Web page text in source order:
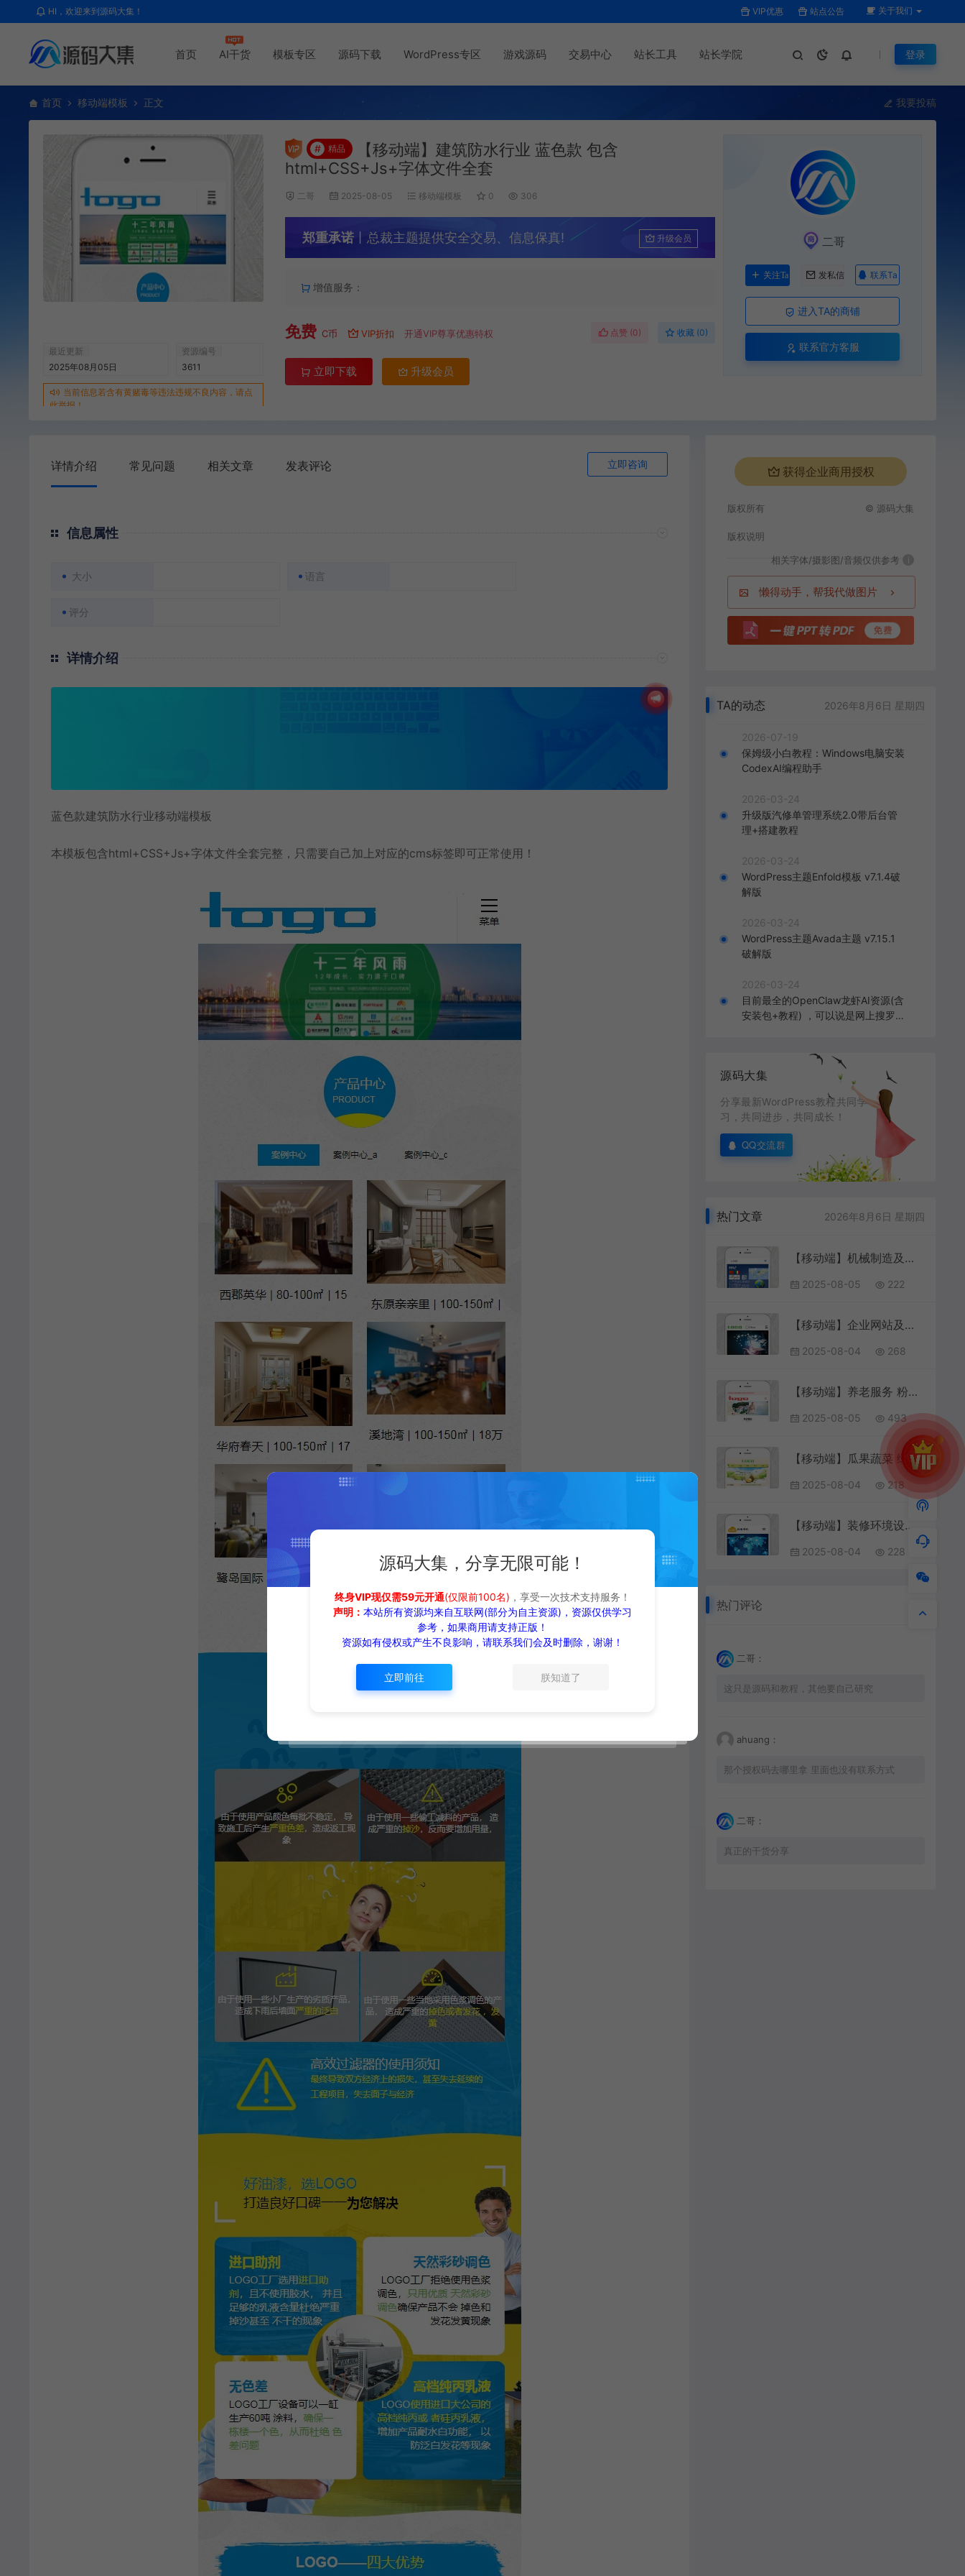
HI，欢迎来到源码大集！ VIP优惠 站点公告 关于我们
首页 AI干货 模板专区 源码下载 WordPress专区 游戏源码 交易中心 站长工具 站长学院 登录
首页 移动端模板 正文 我要投稿
最近更新
2025年08月05日
资源编号
3611
当前信息若含有黄赌毒等违法违规不良内容，请点
此举报！
# 精品
【移动端】建筑防水行业 蓝色款 包含
html+CSS+Js+字体文件全套
二哥 2025-08-05 移动端模板 0 306
郑重承诺 丨总裁主题提供安全交易、信息保真! 升级会员
增值服务：
免费 C币 VIP折扣 开通VIP尊享优惠特权 点赞 (0) 收藏 (0)
立即下载 升级会员
二哥
关注Ta 发私信 联系Ta
进入TA的商铺
联系官方客服
详情介绍 常见问题 相关文章 发表评论 立即咨询
信息属性
大小 语言
评分
详情介绍
蓝色款建筑防水行业移动端模板
本模板包含html+CSS+Js+字体文件全套完整，只需要自己加上对应的cms标签即可正常使用！
获得企业商用授权
版权所有 © 源码大集
版权说明
相关字体/摄影图/音频仅供参考 i
懒得动手，帮我代做图片
TA的动态 2026年8月6日 星期四
2026-07-19
保姆级小白教程：Windows电脑安装
CodexAI编程助手
2026-03-24
升级版汽修单管理系统2.0带后台管
理+搭建教程
2026-03-24
WordPress主题Enfold模板 v7.1.4破
解版
2026-03-24
WordPress主题Avada主题 v7.15.1
破解版
2026-03-24
目前最全的OpenClaw龙虾AI资源(含
安装包+教程) ，可以说是网上搜罗的
源码大集
分享最新WordPress教程共同学
习，共同进步，共同成长！
QQ交流群
热门文章 2026年8月6日 星期四
【移动端】机械制造及产品 蓝色款 包含html+CSS+Js+字体文件全套
2025-08-05 222
【移动端】企业网站及装修设计 蓝色款 包含html+CSS+Js+字体文件全套
2025-08-04 268
【移动端】养老服务 粉红款 包含html+CSS+Js+字体文件全套
2025-08-05 493
【移动端】瓜果蔬菜 绿色款 包含html+CSS+Js+字体文件全套
2025-08-04 218
【移动端】装修环境设计 暗黄款 包含html+CSS+Js+字体文件全套
2025-08-04 228
热门评论
二哥：
这只是源码和教程，其他要自己研究
ahuang：
那个授权码去哪里拿 里面也没有联系方式
二哥：
真正的干货分享
源码大集，分享无限可能！
终身VIP现仅需59元开通(仅限前100名) ，享受一次技术支持服务！
声明： 本站所有资源均来自互联网(部分为自主资源)，资源仅供学习
参考，如果商用请支持正版！
资源如有侵权或产生不良影响，请联系我们会及时删除，谢谢！
立即前往 朕知道了